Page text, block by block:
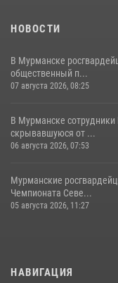
НОВОСТИ
В Мурманске
общественный п...
07 августа 2026, 08:25
В Мурманске
скрывавшуюся от ...
06 августа 2026, 07:53
Мурманские
Чемпионата Севе...
05 августа 2026, 11:27
НАВИГАЦИЯ